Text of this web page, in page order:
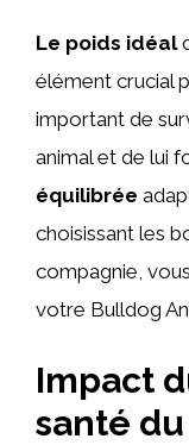
Le poids idéal
élément crucial
important de
animal et de lui
équilibrée
choisissant les
compagnie,
votre Bulldog
Impact
santé